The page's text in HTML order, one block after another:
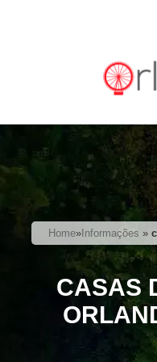
Home» Informações »
CASAS